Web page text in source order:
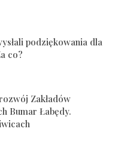
podziękowania dla
co?
Zakładów
Bumar Łabędy.